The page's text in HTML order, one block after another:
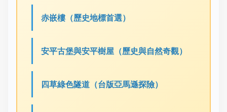
赤嵌樓（歷史地標首選）
安平古堡與安平樹屋（歷史與自然奇觀）
四草綠色隧道（台版亞馬遜探險）